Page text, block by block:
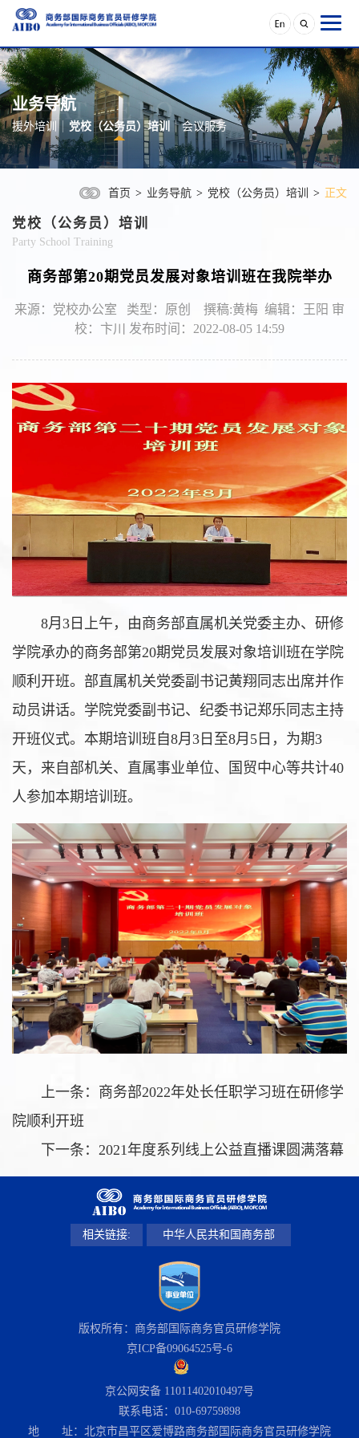
业务导航
援外培训 党校（公务员）培训 会议服务
首页 > 业务导航 > 党校（公务员）培训 > 正文
党校（公务员）培训
Party School Training
商务部第20期党员发展对象培训班在我院举办
来源：党校办公室 类型：原创 撰稿:黄梅 编辑：王阳 审
校：卞川 发布时间：2022-08-05 14:59
8月3日上午，由商务部直属机关党委主办、研修
学院承办的商务部第20期党员发展对象培训班在学院
顺利开班。部直属机关党委副书记黄翔同志出席并作
动员讲话。学院党委副书记、纪委书记郑乐同志主持
开班仪式。本期培训班自8月3日至8月5日，为期3
天，来自部机关、直属事业单位、国贸中心等共计40
人参加本期培训班。
上一条： 商务部2022年处长任职学习班在研修学
院顺利开班
下一条： 2021年度系列线上公益直播课圆满落幕
相关链接: 中华人民共和国商务部
版权所有：商务部国际商务官员研修学院
京ICP备09064525号-6
京公网安备 11011402010497号
联系电话：010-69759898
地 址：北京市昌平区爱博路商务部国际商务官员研修学院